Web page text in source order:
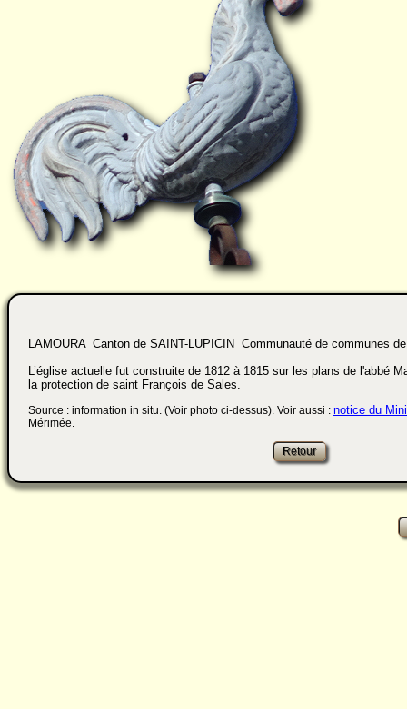
LAMOURA Canton de SAINT-LUPICIN Communauté de communes
L’église actuelle fut construite de 1812 à 1815 sur les plans de l'abbé
la protection de saint François de Sales.
Source : information in situ. (Voir photo ci-dessus). Voir aussi : notice du
Mérimée.